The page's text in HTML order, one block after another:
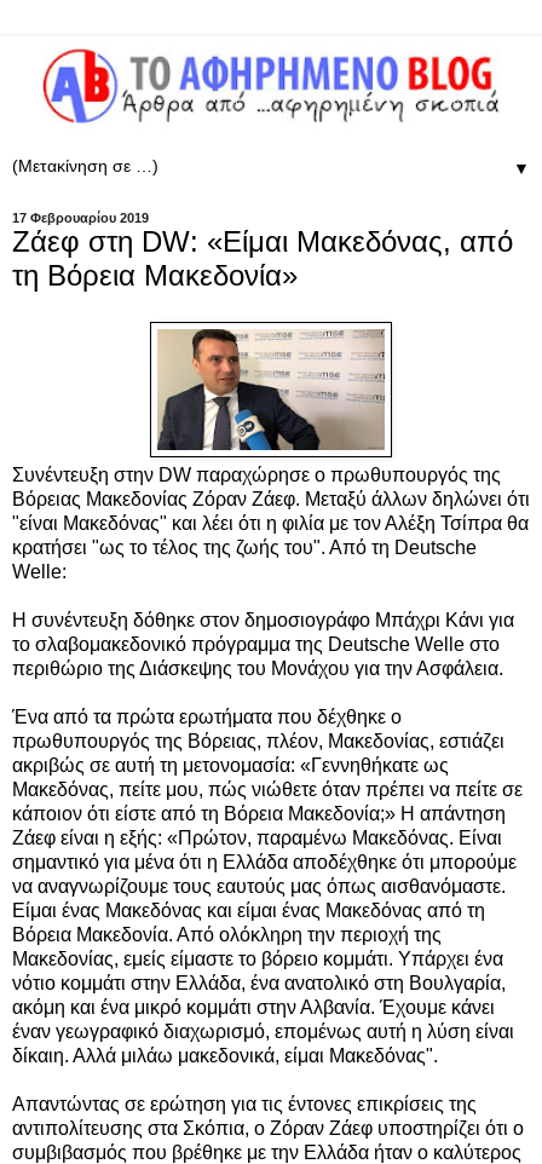
▼
17 Φεβρουαρίου 2019
Ζάεφ στη DW: «Είμαι Μακεδόνας, από
τη Βόρεια Μακεδονία»
Συνέντευξη στην DW παραχώρησε ο πρωθυπουργός της
Βόρειας Μακεδονίας Ζόραν Ζάεφ. Μεταξύ άλλων δηλώνει ότι
"είναι Μακεδόνας" και λέει ότι η φιλία με τον Αλέξη Τσίπρα θα
κρατήσει "ως το τέλος της ζωής του". Από τη Deutsche
Welle:
Η συνέντευξη δόθηκε στον δημοσιογράφο Μπάχρι Κάνι για
το σλαβομακεδονικό πρόγραμμα της Deutsche Welle στο
περιθώριο της Διάσκεψης του Μονάχου για την Ασφάλεια.
Ένα από τα πρώτα ερωτήματα που δέχθηκε ο
πρωθυπουργός της Βόρειας, πλέον, Μακεδονίας, εστιάζει
ακριβώς σε αυτή τη μετονομασία: «Γεννηθήκατε ως
Μακεδόνας, πείτε μου, πώς νιώθετε όταν πρέπει να πείτε σε
κάποιον ότι είστε από τη Βόρεια Μακεδονία;» Η απάντηση
Ζάεφ είναι η εξής: «Πρώτον, παραμένω Μακεδόνας. Είναι
σημαντικό για μένα ότι η Ελλάδα αποδέχθηκε ότι μπορούμε
να αναγνωρίζουμε τους εαυτούς μας όπως αισθανόμαστε.
Είμαι ένας Μακεδόνας και είμαι ένας Μακεδόνας από τη
Βόρεια Μακεδονία. Από ολόκληρη την περιοχή της
Μακεδονίας, εμείς είμαστε το βόρειο κομμάτι. Υπάρχει ένα
νότιο κομμάτι στην Ελλάδα, ένα ανατολικό στη Βουλγαρία,
ακόμη και ένα μικρό κομμάτι στην Αλβανία. Έχουμε κάνει
έναν γεωγραφικό διαχωρισμό, επομένως αυτή η λύση είναι
δίκαιη. Αλλά μιλάω μακεδονικά, είμαι Μακεδόνας".
Απαντώντας σε ερώτηση για τις έντονες επικρίσεις της
αντιπολίτευσης στα Σκόπια, ο Ζόραν Ζάεφ υποστηρίζει ότι ο
συμβιβασμός που βρέθηκε με την Ελλάδα ήταν ο καλύτερος